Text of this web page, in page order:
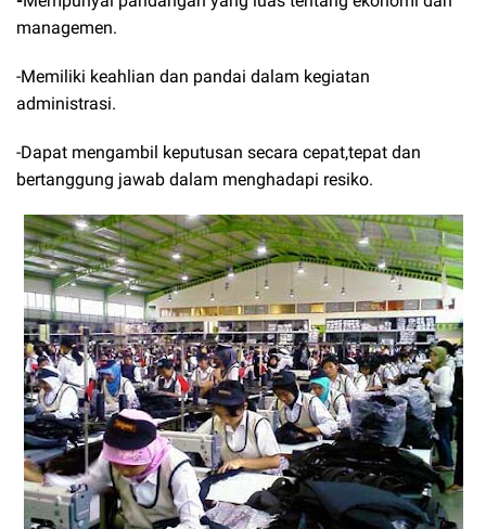
managemen.
-Memiliki keahlian dan pandai dalam kegiatan
administrasi.
-Dapat mengambil keputusan secara cepat,tepat dan
bertanggung jawab dalam menghadapi resiko.